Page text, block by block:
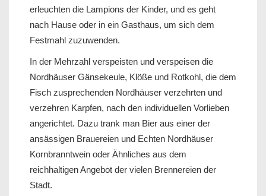
erleuchten die Lampions der Kinder, und es geht
nach Hause oder in ein Gasthaus, um sich dem
Festmahl zuzuwenden.
In der Mehrzahl verspeisten und verspeisen die
Nordhäuser Gänsekeule, Klöße und Rotkohl, die dem
Fisch zusprechenden Nordhäuser verzehrten und
verzehren Karpfen, nach den individuellen Vorlieben
angerichtet. Dazu trank man Bier aus einer der
ansässigen Brauereien und Echten Nordhäuser
Kornbranntwein oder Ähnliches aus dem
reichhaltigen Angebot der vielen Brennereien der
Stadt.